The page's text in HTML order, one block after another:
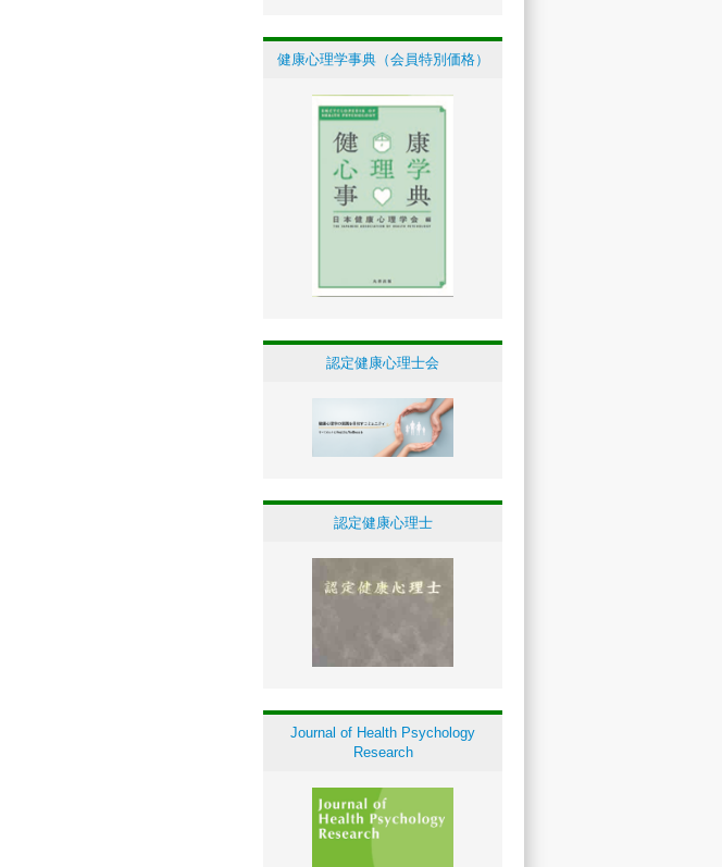
健康心理学事典（会員特別価格）
認定健康心理士会
認定健康心理士
Journal of Health Psychology
Research